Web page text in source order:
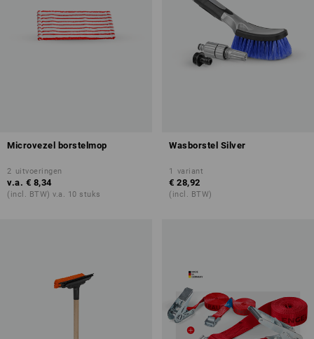
Microvezel borstelmop
2 uitvoeringen
v.a. € 8,34
(incl. BTW) v.a. 10 stuks
Wasborstel Silver
1 variant
€ 28,92
(incl. BTW)